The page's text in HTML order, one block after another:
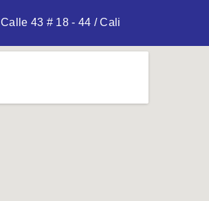
Calle 43 # 18 - 44 / Cali